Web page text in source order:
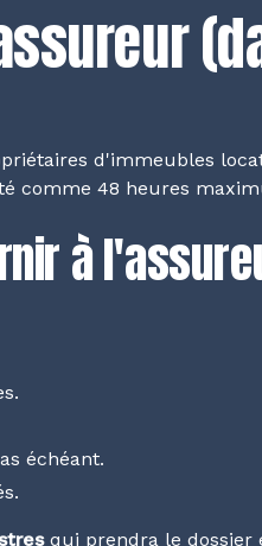
d'immeubles
comme 48 heures
à
échéant.
qui prendra le dossier